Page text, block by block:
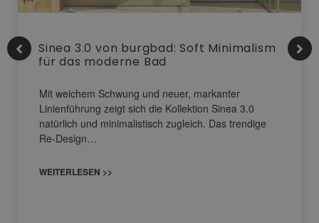
Sinea 3.0 von burgbad: Soft Minimalism
für das moderne Bad
Mit weichem Schwung und neuer, markanter
Linienführung zeigt sich die Kollektion Sinea 3.0
natürlich und minimalistisch zugleich. Das trendige
Re-Design…
WEITERLESEN >>